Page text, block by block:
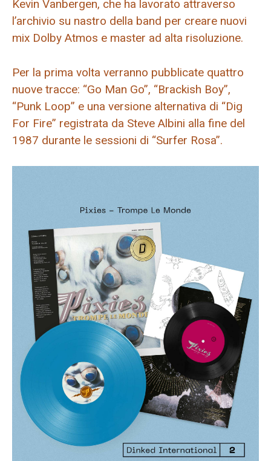
Kevin Vanbergen, che ha lavorato attraverso
l’archivio su nastro della band per creare nuovi
mix Dolby Atmos e master ad alta risoluzione.
Per la prima volta verranno pubblicate quattro
nuove tracce: “Go Man Go”, “Brackish Boy”,
“Punk Loop” e una versione alternativa di “Dig
For Fire” registrata da Steve Albini alla fine del
1987 durante le sessioni di “Surfer Rosa”.